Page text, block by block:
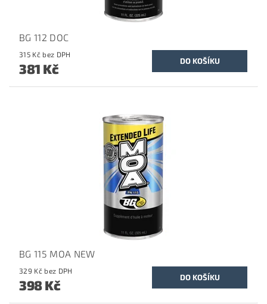
BG 112 DOC
315 Kč bez DPH
381 Kč
BG 115 MOA NEW
329 Kč bez DPH
398 Kč